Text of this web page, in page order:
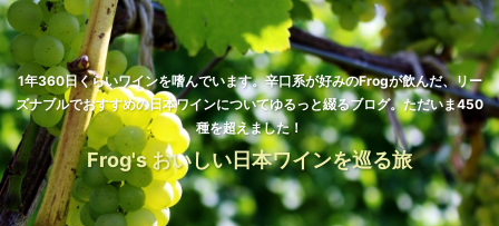
1年360日くらいワインを嗜んでいます。辛口系が好みのFrogが飲んだ、リー
ズナブルでおすすめの日本ワインについてゆるっと綴るブログ。ただいま450
種を超えました！
Frog's おいしい日本ワインを巡る旅